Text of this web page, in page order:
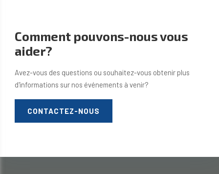
Comment pouvons-nous vous
aider?
Avez-vous des questions ou souhaitez-vous obtenir plus
d'informations sur nos événements à venir?
CONTACTEZ-NOUS